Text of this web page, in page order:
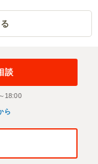
談
18:00
ら